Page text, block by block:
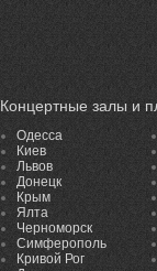
Концертные залы и
Одесса
Киев
Львов
Донецк
Крым
Ялта
Черноморск
Симферополь
Кривой Рог